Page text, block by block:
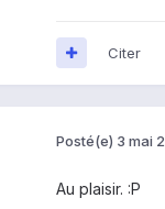
Citer
Posté(e) 3 mai
Au plaisir. :P